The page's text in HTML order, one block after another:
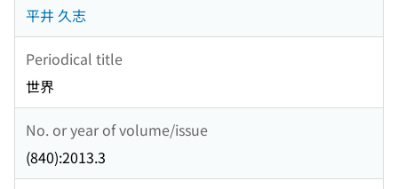
平井 久志
Periodical title
世界
No. or year of volume/issue
(840):2013.3